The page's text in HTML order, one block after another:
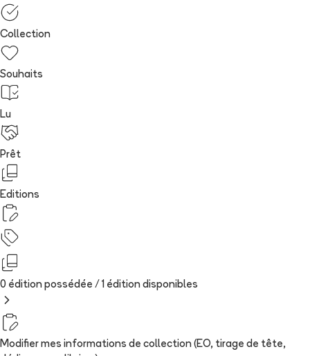
Collection
Souhaits
Lu
Prêt
Editions
0 édition possédée / 1 édition disponibles
Modifier mes informations de collection (EO, tirage de tête,